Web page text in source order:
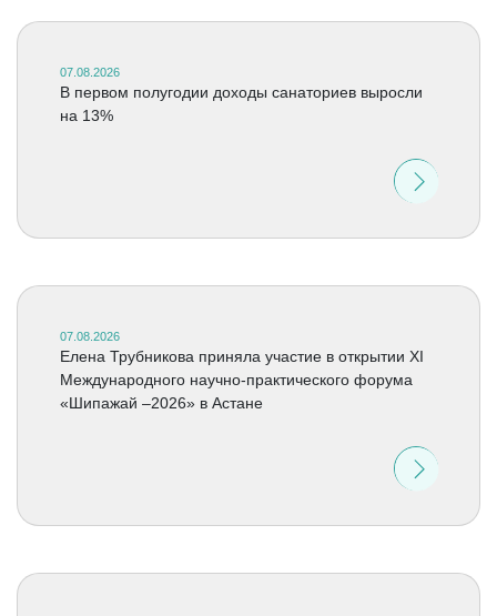
07.08.2026
В первом полугодии доходы санаториев выросли
на 13%
07.08.2026
Елена Трубникова приняла участие в открытии XI
Международного научно-практического форума
«Шипажай –2026» в Астане